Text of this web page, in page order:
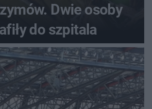
Dwie osoby
do szpitala